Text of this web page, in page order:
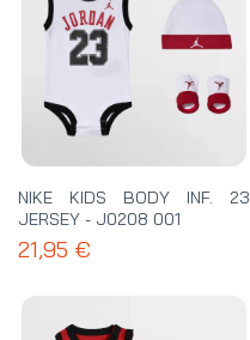
NIKE KIDS BODY INF. 23
JERSEY - J0208 001
21,95 €